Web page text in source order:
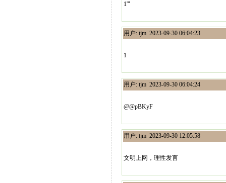
1'"
用户: tjm 2023-09-30 06:04:23
1
用户: tjm 2023-09-30 06:04:24
@@pBKyF
用户: tjm 2023-09-30 12:05:58
文明上网，理性发言